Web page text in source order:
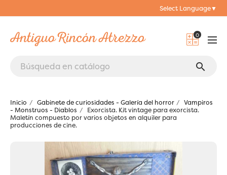
Select Language▼
0
search
Inicio Gabinete de curiosidades - Galería del horror
Vampiros
- Monstruos - Diablos
Exorcista. Kit vintage para exorcista.
Maletín compuesto por varios objetos en alquiler para
producciones de cine.